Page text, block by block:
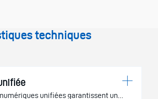
techniques
unifiées garantissent un